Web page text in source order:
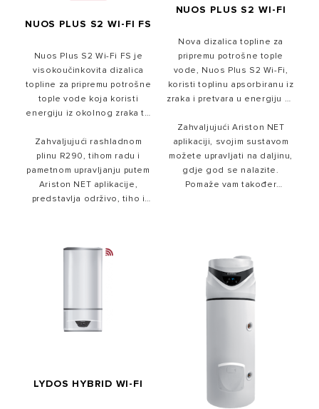
NUOS PLUS S2 WI-FI FS
Nuos Plus S2 Wi-Fi FS je
visokoučinkovita dizalica
topline za pripremu potrošne
tople vode koja koristi
energiju iz okolnog zraka te
do 80% u odnosu na
klasične električne bojlere.
Zahvaljujući rashladnom
plinu R290, tihom radu i
pametnom upravljanju putem
Ariston NET aplikacije,
predstavlja održivo, tiho i
NUOS PLUS S2 WI-FI
Nova dizalica topline za
pripremu potrošne tople
vode, Nuos Plus S2 Wi-Fi,
koristi toplinu apsorbiranu iz
zraka i pretvara u energiju za
potrošnje energije. Prvi je
Aristonov proizvod koji
koristi rashladno sredstvo
R290, iznimno ekološki
prihvatljiv plin te je neutralan
Zahvaljujući Ariston NET
aplikaciji, svojim sustavom
možete upravljati na daljinu,
gdje god se nalazite.
Pomaže vam također
LYDOS HYBRID WI-FI